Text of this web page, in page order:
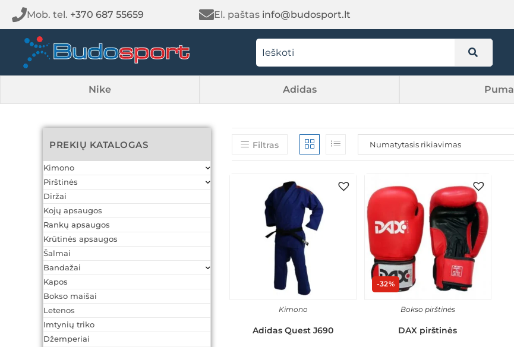
Mob. tel. +370 687 55659 El. paštas info@budosport.lt
Nike Adidas Puma
Filtras
Kimono
Adidas Quest J690
-32%
Bokso pirštinės
DAX pirštinės
PREKIŲ KATALOGAS
Kimono
Pirštinės
Diržai
Kojų apsaugos
Rankų apsaugos
Krūtinės apsaugos
Šalmai
Bandažai
Kapos
Bokso maišai
Letenos
Imtynių triko
Džemperiai